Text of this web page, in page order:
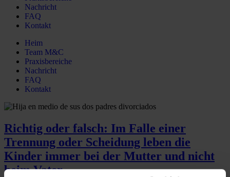
Nachricht
FAQ
Kontakt
Heim
Team M&C
Praxisbereiche
Nachricht
FAQ
Kontakt
Richtig oder falsch: Im Falle einer
Trennung oder Scheidung leben die
Kinder immer bei der Mutter und nicht
beim Vater.